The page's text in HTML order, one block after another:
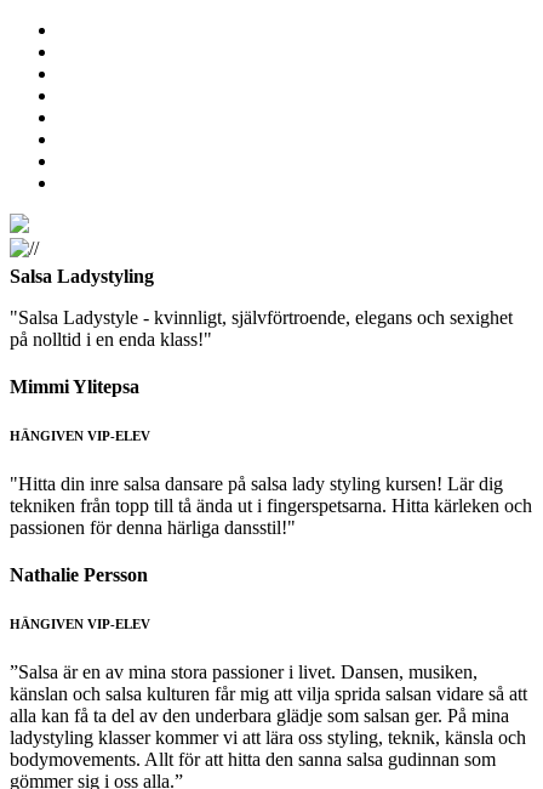
Salsa Ladystyling
"Salsa Ladystyle - kvinnligt, självförtroende, elegans och sexighet
på nolltid i en enda klass!"
Mimmi Ylitepsa
HÄNGIVEN VIP-ELEV
"Hitta din inre salsa dansare på salsa lady styling kursen! Lär dig
tekniken från topp till tå ända ut i fingerspetsarna. Hitta kärleken och
passionen för denna härliga dansstil!"
Nathalie Persson
HÄNGIVEN VIP-ELEV
”Salsa är en av mina stora passioner i livet. Dansen, musiken,
känslan och salsa kulturen får mig att vilja sprida salsan vidare så att
alla kan få ta del av den underbara glädje som salsan ger. På mina
ladystyling klasser kommer vi att lära oss styling, teknik, känsla och
bodymovements. Allt för att hitta den sanna salsa gudinnan som
gömmer sig i oss alla.”